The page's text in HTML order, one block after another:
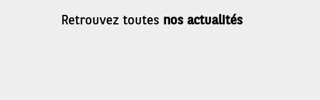
Retrouvez toutes nos actualités